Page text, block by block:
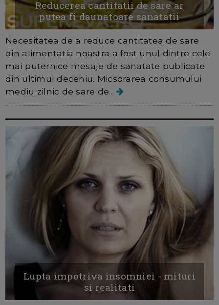
Reducerea cantitatii de sare ar
putea fi daunatoare sanatatii
Necesitatea de a reduce cantitatea de sare
din alimentatia noastra a fost unul dintre cele
mai puternice mesaje de sanatate publicate
din ultimul deceniu. Micsorarea consumului
mediu zilnic de sare de...
Lupta impotriva insomniei - mituri
si realitati